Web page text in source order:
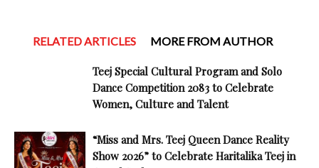
RELATED ARTICLES MORE FROM AUTHOR
Teej Special Cultural Program and Solo
Dance Competition 2083 to Celebrate
Women, Culture and Talent
“Miss and Mrs. Teej Queen Dance Reality
Show 2026” to Celebrate Haritalika Teej in